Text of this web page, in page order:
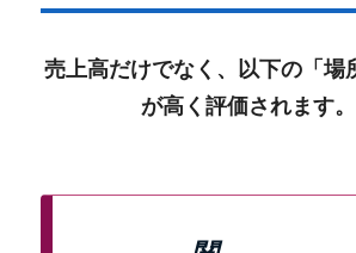
売上高だけでなく、以下の「場
が高く評価されます。